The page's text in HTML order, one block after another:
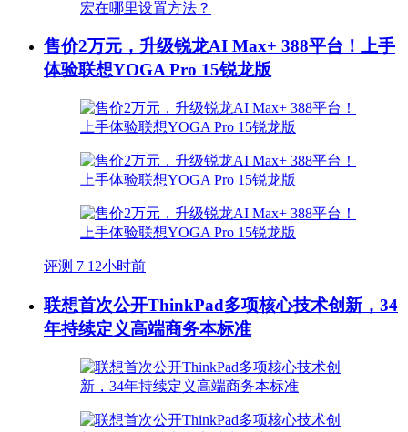
售价2万元，升级锐龙AI Max+ 388平台！上手
体验联想YOGA Pro 15锐龙版
评测 7 12小时前
联想首次公开ThinkPad多项核心技术创新，34
年持续定义高端商务本标准